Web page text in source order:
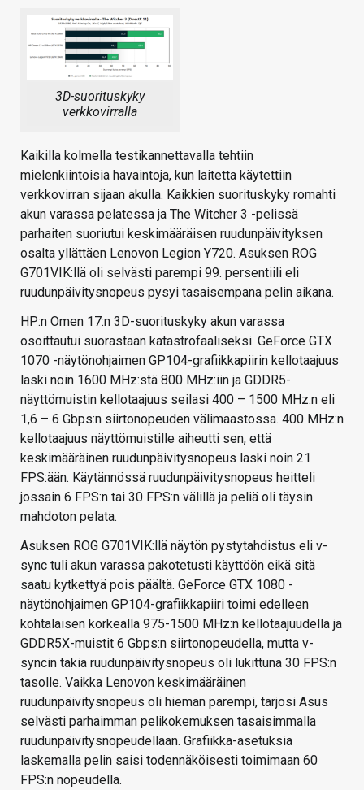
3D-suorituskyky
verkkovirralla
Kaikilla kolmella testikannettavalla tehtiin
mielenkiintoisia havaintoja, kun laitetta käytettiin
verkkovirran sijaan akulla. Kaikkien suorituskyky romahti
akun varassa pelatessa ja The Witcher 3 -pelissä
parhaiten suoriutui keskimääräisen ruudunpäivityksen
osalta yllättäen Lenovon Legion Y720. Asuksen ROG
G701VIK:llä oli selvästi parempi 99. persentiili eli
ruudunpäivitysnopeus pysyi tasaisempana pelin aikana.
HP:n Omen 17:n 3D-suorituskyky akun varassa
osoittautui suorastaan katastrofaaliseksi. GeForce GTX
1070 -näytönohjaimen GP104-grafiikkapiirin kellotaajuus
laski noin 1600 MHz:stä 800 MHz:iin ja GDDR5-
näyttömuistin kellotaajuus seilasi 400 – 1500 MHz:n eli
1,6 – 6 Gbps:n siirtonopeuden välimaastossa. 400 MHz:n
kellotaajuus näyttömuistille aiheutti sen, että
keskimääräinen ruudunpäivitysnopeus laski noin 21
FPS:ään. Käytännössä ruudunpäivitysnopeus heitteli
jossain 6 FPS:n tai 30 FPS:n välillä ja peliä oli täysin
mahdoton pelata.
Asuksen ROG G701VIK:llä näytön pystytahdistus eli v-
sync tuli akun varassa pakotetusti käyttöön eikä sitä
saatu kytkettyä pois päältä. GeForce GTX 1080 -
näytönohjaimen GP104-grafiikkapiiri toimi edelleen
kohtalaisen korkealla 975-1500 MHz:n kellotaajuudella ja
GDDR5X-muistit 6 Gbps:n siirtonopeudella, mutta v-
syncin takia ruudunpäivitysnopeus oli lukittuna 30 FPS:n
tasolle. Vaikka Lenovon keskimääräinen
ruudunpäivitysnopeus oli hieman parempi, tarjosi Asus
selvästi parhaimman pelikokemuksen tasaisimmalla
ruudunpäivitysnopeudellaan. Grafiikka-asetuksia
laskemalla pelin saisi todennäköisesti toimimaan 60
FPS:n nopeudella.